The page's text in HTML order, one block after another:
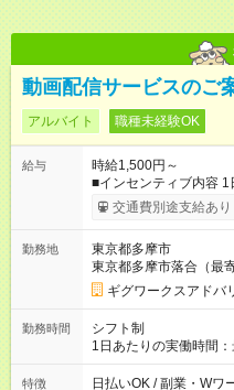
動画配信サービスのご
アルバイト 職種未経験OK
給与
時給1,500円～
■インセンティブ内容
センティブが発生しま
て変動します。登録さ
合： 500 円（ 10 件 ×
（ 15 件 × 100 円） 20
25 件の場合： 5,000 円
合： 7,500 円（ 30 件 × 250 円） ■月収例
1,500円×8時間×8日⇒96,000
の場合 1,500円×8時
交通費別途支給あり
勤務地
東京都多摩市
東京都多摩市落合（最
ギグワークスアドバ
勤務時間
シフト制
1日あたりの実働時間
30分 週3日～OK★ 土日祝のみや、週1などの働き方もぜひご相
談ください^^
特徴 日払いOK / 副業・Wワ